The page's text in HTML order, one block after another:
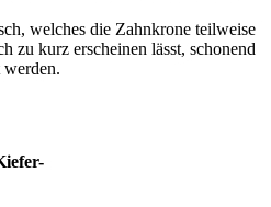
welches die Zahnkrone teilweise
zu kurz erscheinen lässt, schonend